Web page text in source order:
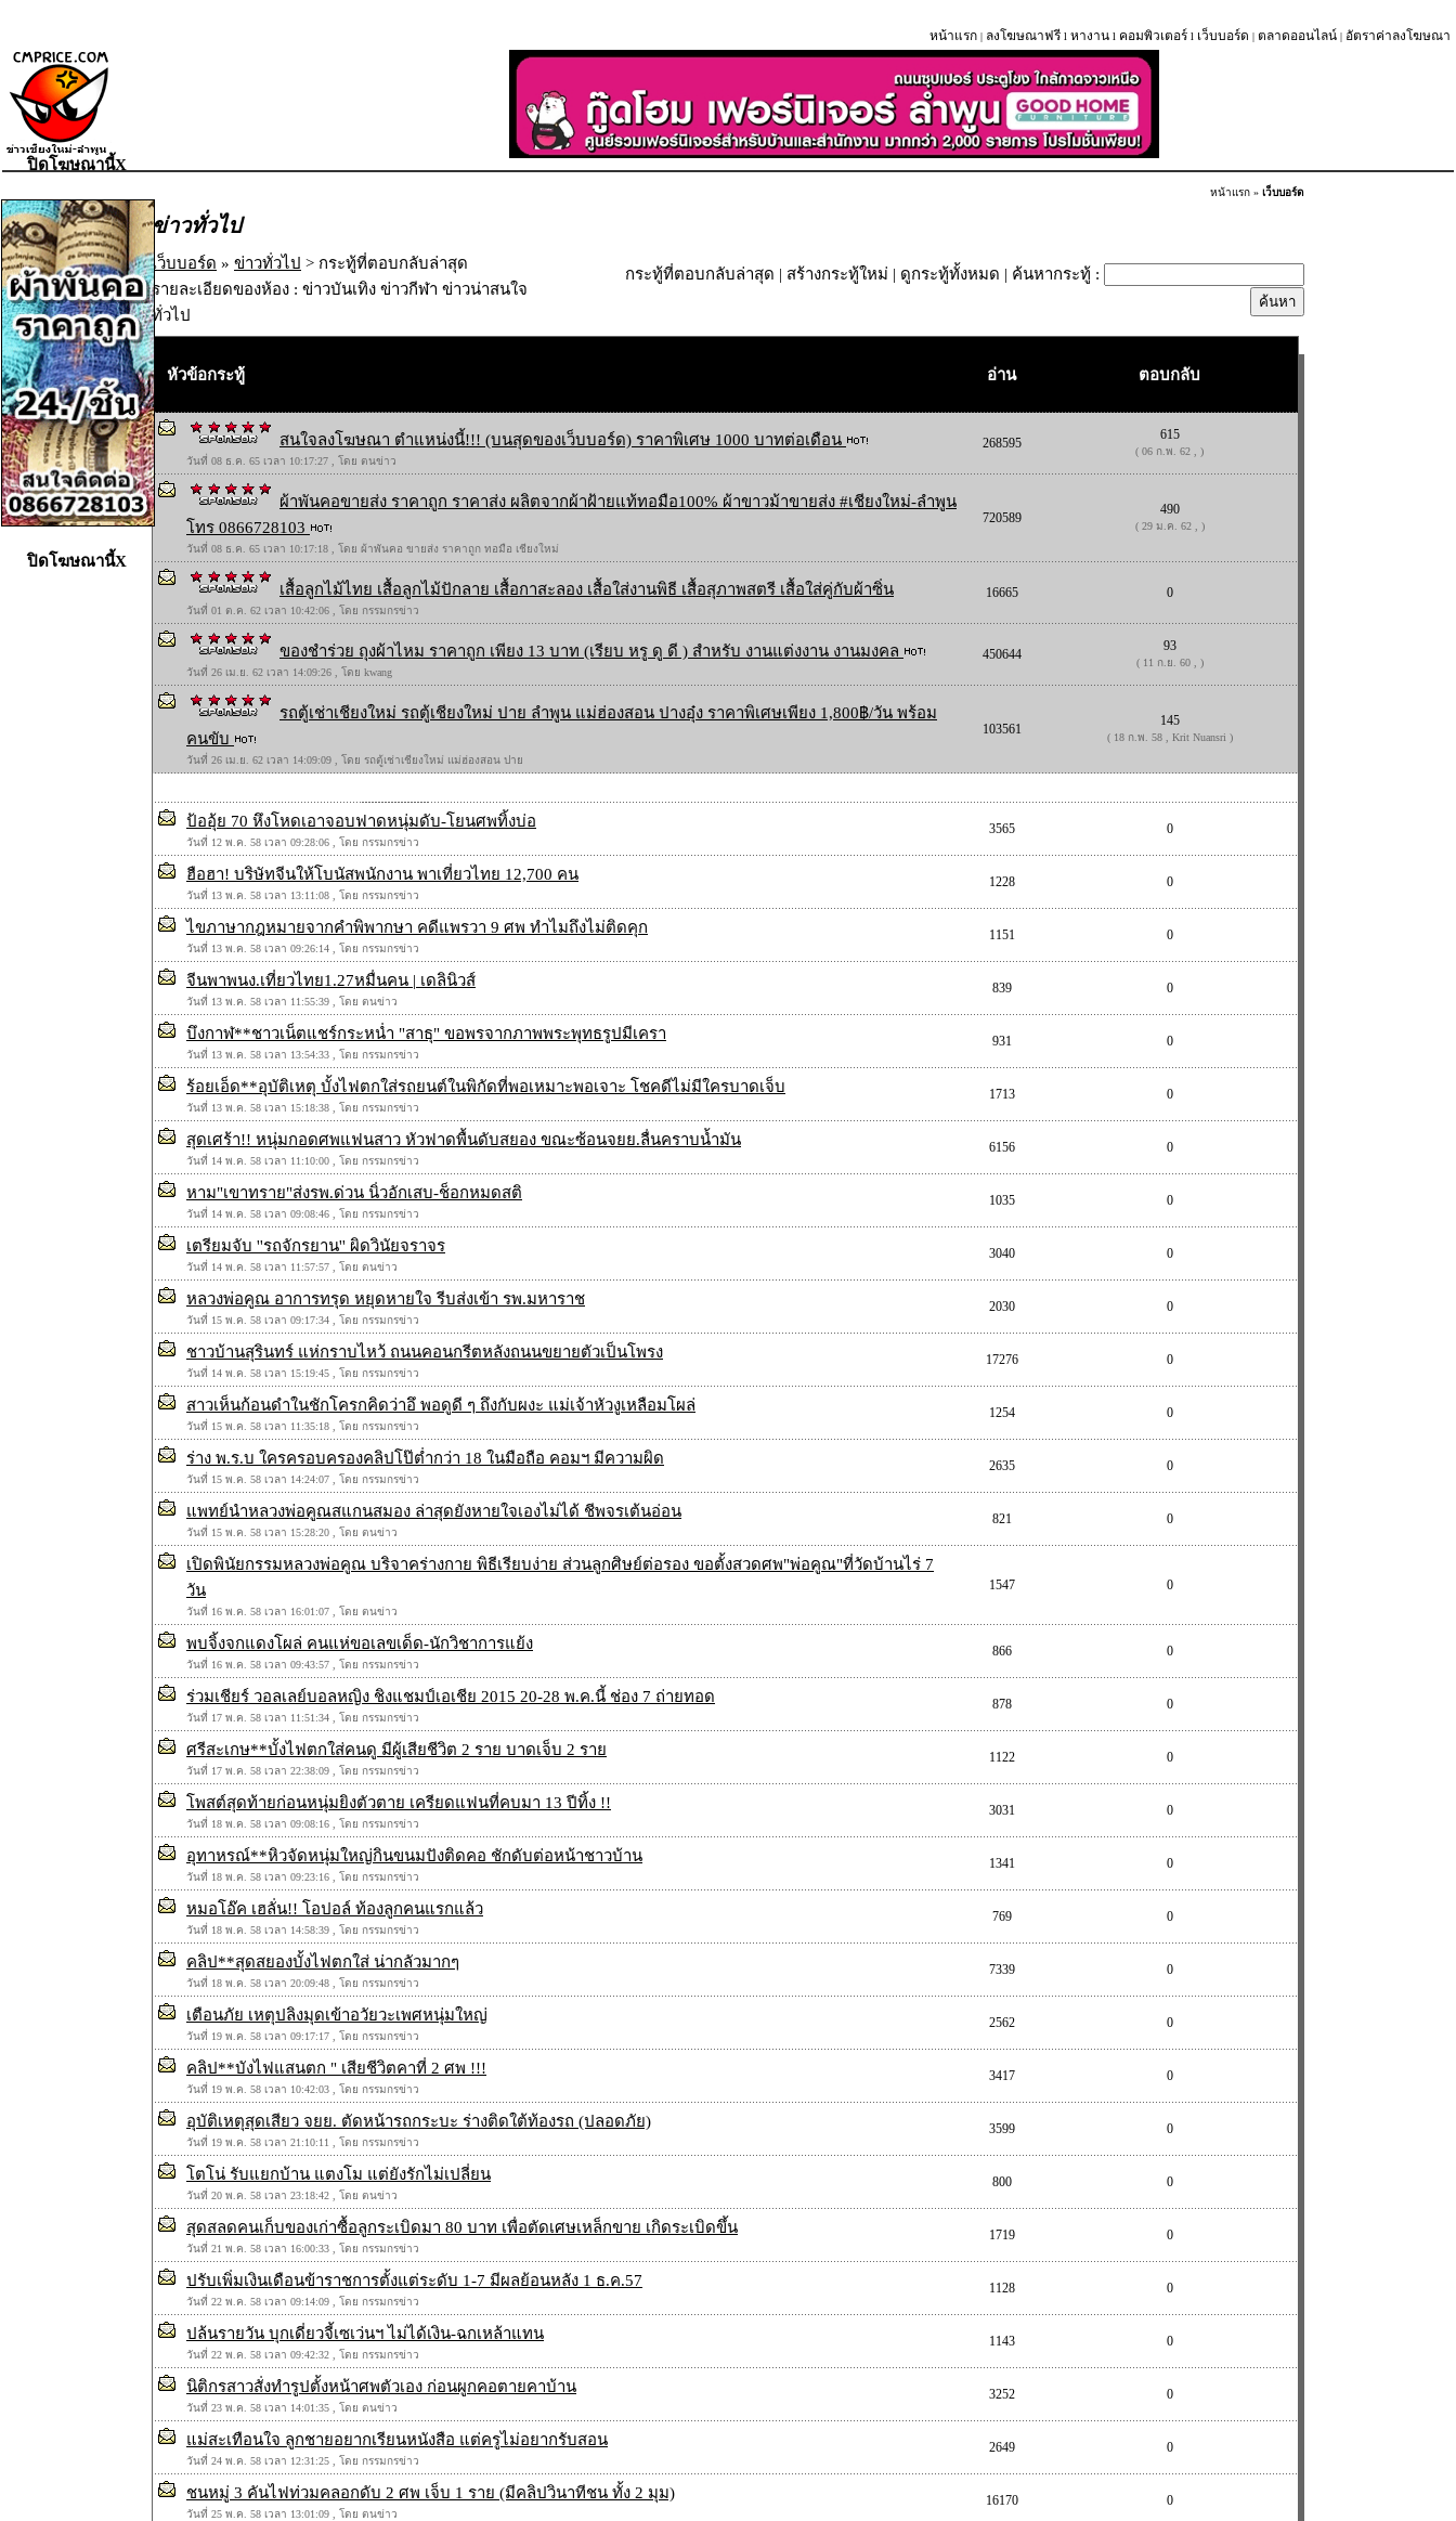
หน้าแรก | ลงโฆษณาฟรี l หางาน l คอมพิวเตอร์ l เว็บบอร์ด | ตลาดออนไลน์ | อัตราค่าลงโฆษณา
หน้าแรก » เว็บบอร์ด
ข่าวทั่วไป
เว็บบอร์ด » ข่าวทั่วไป
> กระทู้ที่ตอบกลับล่าสุด
รายละเอียดของห้อง : ข่าวบันเทิง ข่าวกีฬา ข่าวน่าสนใจ
ทั่วไป
กระทู้ที่ตอบกลับล่าสุด | สร้างกระทู้ใหม่ | ดูกระทู้ทั้งหมด | ค้นหากระทู้ :
หัวข้อกระทู้ อ่าน ตอบกลับ
สนใจลงโฆษณา ตำแหน่งนี้!!! (บนสุดของเว็บบอร์ด) ราคาพิเศษ 1000 บาทต่อเดือน
วันที่ 08 ธ.ค. 65 เวลา 10:17:27 , โดย ตนข่าว
268595
615
( 06 ก.พ. 62 , )
ผ้าพันคอขายส่ง ราคาถูก ราคาส่ง ผลิตจากผ้าฝ้ายแท้ทอมือ100% ผ้าขาวม้าขายส่ง #เชียงใหม่-ลำพูน
โทร 0866728103
วันที่ 08 ธ.ค. 65 เวลา 10:17:18 , โดย ผ้าพันคอ ขายส่ง ราคาถูก ทอมือ เชียงใหม่
720589
490
( 29 ม.ค. 62 , )
เสื้อลูกไม้ไทย เสื้อลูกไม้ปักลาย เสื้อกาสะลอง เสื้อใส่งานพิธี เสื้อสุภาพสตรี เสื้อใส่คู่กับผ้าซิ่น
วันที่ 01 ต.ค. 62 เวลา 10:42:06 , โดย กรรมกรข่าว
16665 0
ของชำร่วย ถุงผ้าไหม ราคาถูก เพียง 13 บาท (เรียบ หรู ดู ดี ) สำหรับ งานแต่งงาน งานมงคล
วันที่ 26 เม.ย. 62 เวลา 14:09:26 , โดย kwang
450644
93
( 11 ก.ย. 60 , )
รถตู้เช่าเชียงใหม่ รถตู้เชียงใหม่ ปาย ลำพูน แม่ฮ่องสอน ปางอุ๋ง ราคาพิเศษเพียง 1,800฿/วัน พร้อม
คนขับ
วันที่ 26 เม.ย. 62 เวลา 14:09:09 , โดย รถตู้เช่าเชียงใหม่ แม่ฮ่องสอน ปาย
103561
145
( 18 ก.พ. 58 , Krit Nuansri )
ป้ออุ้ย 70 หึงโหดเอาจอบฟาดหนุ่มดับ-โยนศพทิ้งบ่อ
วันที่ 12 พ.ค. 58 เวลา 09:28:06 , โดย กรรมกรข่าว
3565 0
ฮือฮา! บริษัทจีนให้โบนัสพนักงาน พาเที่ยวไทย 12,700 คน
วันที่ 13 พ.ค. 58 เวลา 13:11:08 , โดย กรรมกรข่าว
1228 0
ไขภาษากฎหมายจากคำพิพากษา คดีแพรวา 9 ศพ ทำไมถึงไม่ติดคุก
วันที่ 13 พ.ค. 58 เวลา 09:26:14 , โดย กรรมกรข่าว
1151 0
จีนพาพนง.เที่ยวไทย1.27หมื่นคน | เดลินิวส์
วันที่ 13 พ.ค. 58 เวลา 11:55:39 , โดย ตนข่าว
839 0
บึงกาฬ**ชาวเน็ตแชร์กระหน่ำ "สาธุ" ขอพรจากภาพพระพุทธรูปมีเครา
วันที่ 13 พ.ค. 58 เวลา 13:54:33 , โดย กรรมกรข่าว
931 0
ร้อยเอ็ด**อุบัติเหตุ บั้งไฟตกใส่รถยนต์ในพิกัดที่พอเหมาะพอเจาะ โชคดีไม่มีใครบาดเจ็บ
วันที่ 13 พ.ค. 58 เวลา 15:18:38 , โดย กรรมกรข่าว
1713 0
สุดเศร้า!! หนุ่มกอดศพแฟนสาว หัวฟาดพื้นดับสยอง ขณะซ้อนจยย.ลื่นคราบน้ำมัน
วันที่ 14 พ.ค. 58 เวลา 11:10:00 , โดย กรรมกรข่าว
6156 0
หาม"เขาทราย"ส่งรพ.ด่วน นิ่วอักเสบ-ช็อกหมดสติ
วันที่ 14 พ.ค. 58 เวลา 09:08:46 , โดย กรรมกรข่าว
1035 0
เตรียมจับ ''รถจักรยาน'' ผิดวินัยจราจร
วันที่ 14 พ.ค. 58 เวลา 11:57:57 , โดย ตนข่าว
3040 0
หลวงพ่อคูณ อาการทรุด หยุดหายใจ รีบส่งเข้า รพ.มหาราช
วันที่ 15 พ.ค. 58 เวลา 09:17:34 , โดย กรรมกรข่าว
2030 0
ชาวบ้านสุรินทร์ แห่กราบไหว้ ถนนคอนกรีตหลังถนนขยายตัวเป็นโพรง
วันที่ 14 พ.ค. 58 เวลา 15:19:45 , โดย กรรมกรข่าว
17276 0
สาวเห็นก้อนดำในชักโครกคิดว่าอึ พอดูดี ๆ ถึงกับผงะ แม่เจ้าหัวงูเหลือมโผล่
วันที่ 15 พ.ค. 58 เวลา 11:35:18 , โดย กรรมกรข่าว
1254 0
ร่าง พ.ร.บ ใครครอบครองคลิปโป๊ต่ำกว่า 18 ในมือถือ คอมฯ มีความผิด
วันที่ 15 พ.ค. 58 เวลา 14:24:07 , โดย กรรมกรข่าว
2635 0
แพทย์นำหลวงพ่อคูณสแกนสมอง ล่าสุดยังหายใจเองไม่ได้ ชีพจรเต้นอ่อน
วันที่ 15 พ.ค. 58 เวลา 15:28:20 , โดย ตนข่าว
821 0
เปิดพินัยกรรมหลวงพ่อคูณ บริจาคร่างกาย พิธีเรียบง่าย ส่วนลูกศิษย์ต่อรอง ขอตั้งสวดศพ"พ่อคูณ"ที่วัดบ้านไร่ 7
วัน
วันที่ 16 พ.ค. 58 เวลา 16:01:07 , โดย ตนข่าว
1547 0
พบจิ้งจกแดงโผล่ คนแห่ขอเลขเด็ด-นักวิชาการแย้ง
วันที่ 16 พ.ค. 58 เวลา 09:43:57 , โดย กรรมกรข่าว
866 0
ร่วมเชียร์ วอลเลย์บอลหญิง ชิงแชมป์เอเชีย 2015 20-28 พ.ค.นี้ ช่อง 7 ถ่ายทอด
วันที่ 17 พ.ค. 58 เวลา 11:51:34 , โดย กรรมกรข่าว
878 0
ศรีสะเกษ**บั้งไฟตกใส่คนดู มีผู้เสียชีวิต 2 ราย บาดเจ็บ 2 ราย
วันที่ 17 พ.ค. 58 เวลา 22:38:09 , โดย กรรมกรข่าว
1122 0
โพสต์สุดท้ายก่อนหนุ่มยิงตัวตาย เครียดแฟนที่คบมา 13 ปีทิ้ง !!
วันที่ 18 พ.ค. 58 เวลา 09:08:16 , โดย กรรมกรข่าว
3031 0
อุทาหรณ์**หิวจัดหนุ่มใหญ่กินขนมปังติดคอ ชักดับต่อหน้าชาวบ้าน
วันที่ 18 พ.ค. 58 เวลา 09:23:16 , โดย กรรมกรข่าว
1341 0
หมอโอ๊ค เฮลั่น!! โอปอล์ ท้องลูกคนแรกแล้ว
วันที่ 18 พ.ค. 58 เวลา 14:58:39 , โดย กรรมกรข่าว
769 0
คลิป**สุดสยองบั้งไฟตกใส่ น่ากลัวมากๆ
วันที่ 18 พ.ค. 58 เวลา 20:09:48 , โดย กรรมกรข่าว
7339 0
เตือนภัย เหตุปลิงมุดเข้าอวัยวะเพศหนุ่มใหญ่
วันที่ 19 พ.ค. 58 เวลา 09:17:17 , โดย กรรมกรข่าว
2562 0
คลิป**บังไฟแสนตก " เสียชีวิตคาที่ 2 ศพ !!!
วันที่ 19 พ.ค. 58 เวลา 10:42:03 , โดย กรรมกรข่าว
3417 0
อุบัติเหตุสุดเสียว จยย. ตัดหน้ารถกระบะ ร่างติดใต้ท้องรถ (ปลอดภัย)
วันที่ 19 พ.ค. 58 เวลา 21:10:11 , โดย กรรมกรข่าว
3599 0
โตโน่ รับแยกบ้าน แตงโม แต่ยังรักไม่เปลี่ยน
วันที่ 20 พ.ค. 58 เวลา 23:18:42 , โดย ตนข่าว
800 0
สุดสลดคนเก็บของเก่าซื้อลูกระเบิดมา 80 บาท เพื่อตัดเศษเหล็กขาย เกิดระเบิดขึ้น
วันที่ 21 พ.ค. 58 เวลา 16:00:33 , โดย กรรมกรข่าว
1719 0
ปรับเพิ่มเงินเดือนข้าราชการตั้งแต่ระดับ 1-7 มีผลย้อนหลัง 1 ธ.ค.57
วันที่ 22 พ.ค. 58 เวลา 09:14:09 , โดย กรรมกรข่าว
1128 0
ปล้นรายวัน บุกเดี่ยวจี้เซเว่นฯ ไม่ได้เงิน-ฉกเหล้าแทน
วันที่ 22 พ.ค. 58 เวลา 09:42:32 , โดย กรรมกรข่าว
1143 0
นิติกรสาวสั่งทำรูปตั้งหน้าศพตัวเอง ก่อนผูกคอตายคาบ้าน
วันที่ 23 พ.ค. 58 เวลา 14:01:35 , โดย ตนข่าว
3252 0
แม่สะเทือนใจ ลูกชายอยากเรียนหนังสือ แต่ครูไม่อยากรับสอน
วันที่ 24 พ.ค. 58 เวลา 12:31:25 , โดย กรรมกรข่าว
2649 0
ชนหมู่‬ 3 คันไฟท่วมคลอกดับ 2 ศพ เจ็บ 1 ราย (มีคลิปวินาทีชน ทั้ง 2 มุม)
วันที่ 25 พ.ค. 58 เวลา 13:01:09 , โดย ตนข่าว
16170 0
ปิดโฆษณานี้X
ปิดโฆษณานี้X